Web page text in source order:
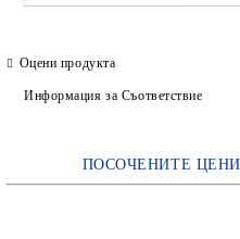
Оцени продукта
Информация за Съответствие
ПОСОЧЕНИТЕ